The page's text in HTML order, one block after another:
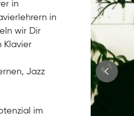
in
in
wir Dir
Klavier
Jazz
im